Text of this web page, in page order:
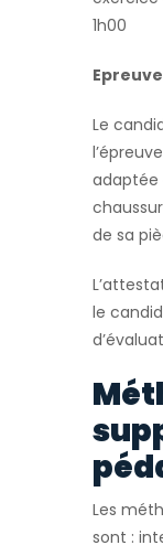
1h00
Le
adaptée
de sa
le
Les
sont :